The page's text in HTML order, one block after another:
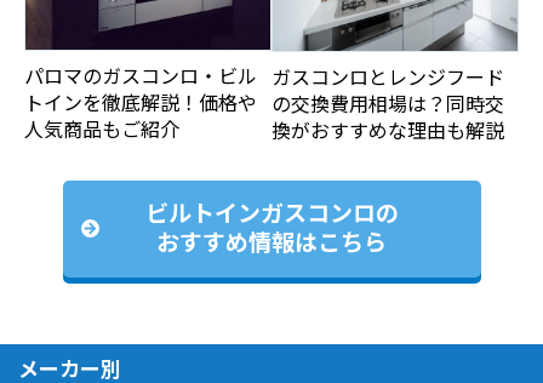
パロマのガスコンロ・ビル
トインを徹底解説！価格や
人気商品もご紹介
ガスコンロとレンジフード
の交換費用相場は？同時交
換がおすすめな理由も解説
ビルトインガスコンロの
おすすめ情報はこちら
メーカー別